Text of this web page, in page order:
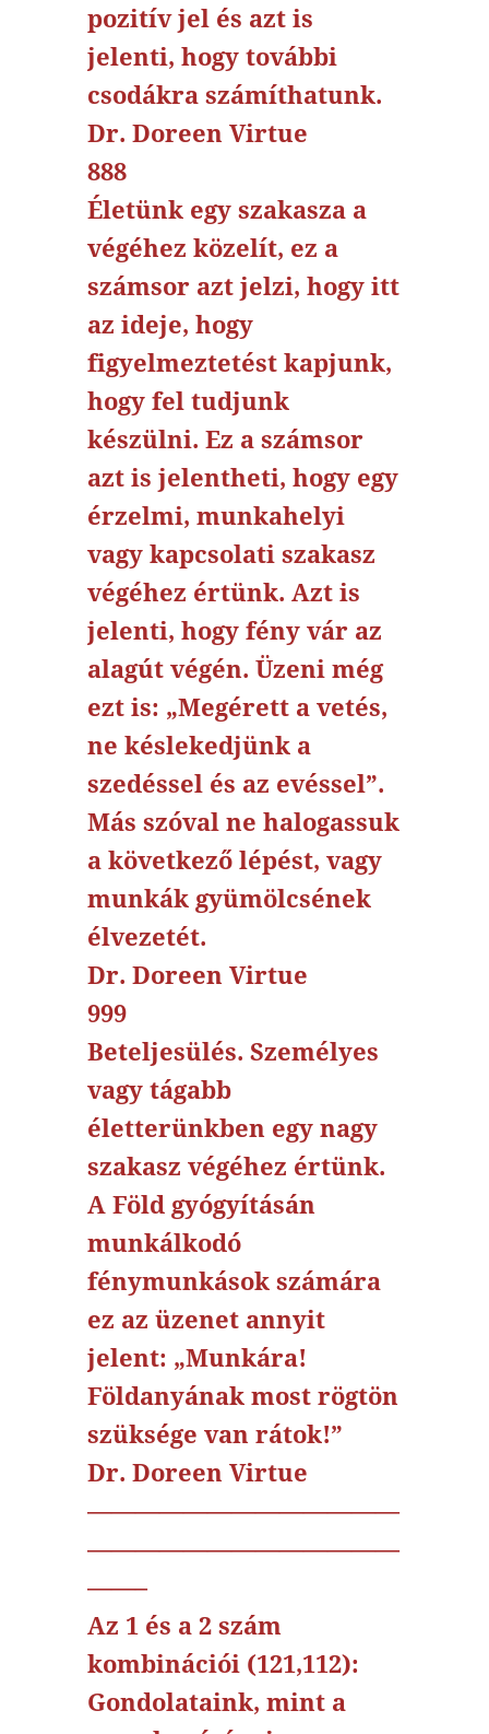
pozitív jel és azt is
jelenti, hogy további
csodákra számíthatunk.
Dr. Doreen Virtue
888
Életünk egy szakasza a
végéhez közelít, ez a
számsor azt jelzi, hogy itt
az ideje, hogy
figyelmeztetést kapjunk,
hogy fel tudjunk
készülni. Ez a számsor
azt is jelentheti, hogy egy
érzelmi, munkahelyi
vagy kapcsolati szakasz
végéhez értünk. Azt is
jelenti, hogy fény vár az
alagút végén. Üzeni még
ezt is: „Megérett a vetés,
ne késlekedjünk a
szedéssel és az evéssel”.
Más szóval ne halogassuk
a következő lépést, vagy
munkák gyümölcsének
élvezetét.
Dr. Doreen Virtue
999
Beteljesülés. Személyes
vagy tágabb
életterünkben egy nagy
szakasz végéhez értünk.
A Föld gyógyításán
munkálkodó
fénymunkások számára
ez az üzenet annyit
jelent: „Munkára!
Földanyának most rögtön
szüksége van rátok!”
Dr. Doreen Virtue
—————————————
—————————————
——–
Az 1 és a 2 szám
kombinációi (121,112):
Gondolataink, mint a